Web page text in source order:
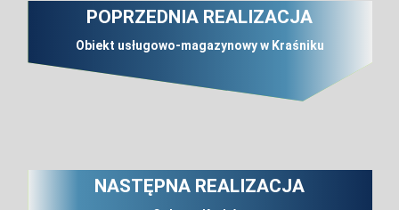
POPRZEDNIA REALIZACJA
Obiekt usługowo-magazynowy w Kraśniku
NASTĘPNA REALIZACJA